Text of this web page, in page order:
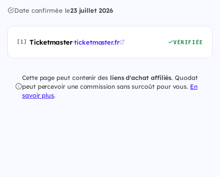
Date confirmée le23 juillet 2026
[1] Ticketmaster·ticketmaster.fr VÉRIFIÉE
Cette page peut contenir des liens d'achat affiliés. Quodat
peut percevoir une commission sans surcoût pour vous. En
savoir plus.